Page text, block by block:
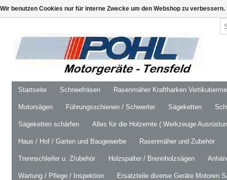
Startseite Schneefräsen Rasenmäher Kraftharken
Motorsägen Führungsschienen / Schwerter Sägeketten
Sägeketten schärfen Alles für die Holzernte ( Werkzeuge
Haus / Hof / Garten und Baugewerbe Rasenmäher und Zubehör
Trennschleifer u. Z/ubehör Holzspalter / Brennholzsägen
Wartung / Pflege / Inspektion Ersatzteile diverse Geräte Motoren
Wir benutzen Cookies nur für interne Zwecke um den Webshop zu